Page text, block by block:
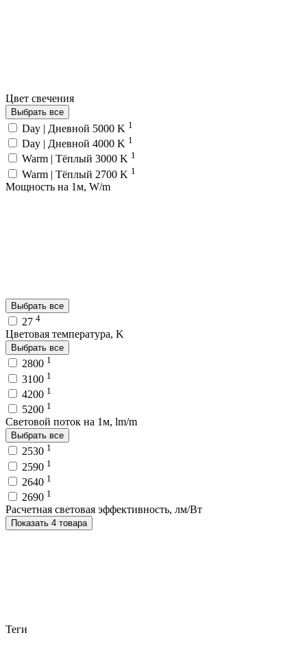
Цвет свечения
Выбрать все
Day | Дневной 5000 K 1
Day | Дневной 4000 K 1
Warm | Тёплый 3000 K 1
Warm | Тёплый 2700 K 1
Мощность на 1м, W/m
Выбрать все
27 4
Цветовая температура, K
Выбрать все
2800 1
3100 1
4200 1
5200 1
Световой поток на 1м, lm/m
Выбрать все
2530 1
2590 1
2640 1
2690 1
Расчетная световая эффективность, лм/Вт
Показать 4 товара
Теги